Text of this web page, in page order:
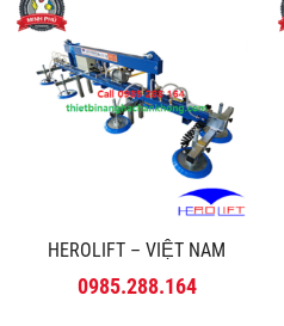
HEROLIFT – VIỆT NAM
0985.288.164